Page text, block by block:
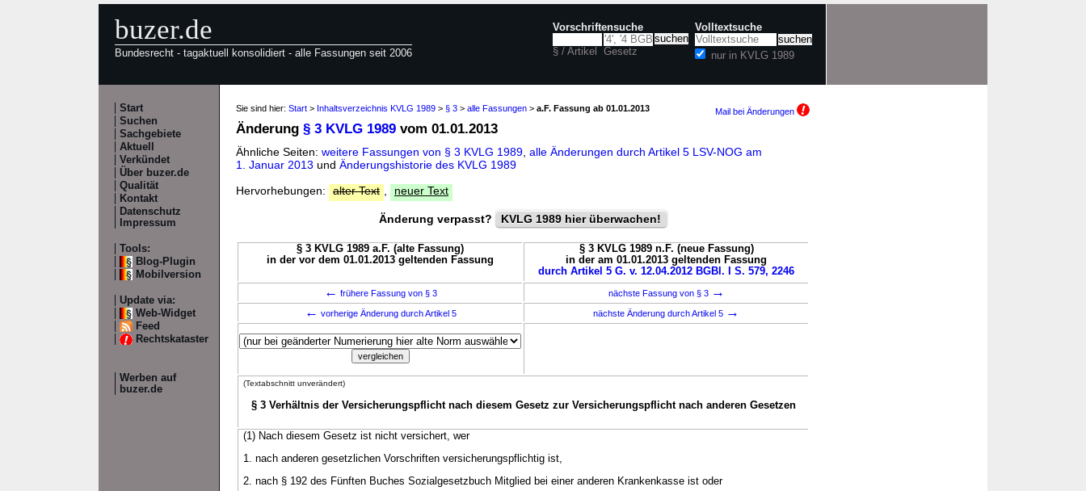
buzer.de
Bundesrecht - tagaktuell konsolidiert - alle Fassungen seit 2006
Vorschriftensuche
§ / Artikel Gesetz
Volltextsuche
nur in KVLG 1989
Start
Suchen
Sachgebiete
Aktuell
Verkündet
Über buzer.de
Qualität
Kontakt
Datenschutz
Impressum
Tools:
Blog-Plugin
Mobilversion
Update via:
Web-Widget
Feed
Rechtskataster
Werben auf
buzer.de
Sie sind hier: Start > Inhaltsverzeichnis KVLG 1989 > § 3 > alle Fassungen > a.F. Fassung ab 01.01.2013 Mail bei Änderungen
Änderung § 3 KVLG 1989 vom 01.01.2013
Ähnliche Seiten: weitere Fassungen von § 3 KVLG 1989 alle Änderungen durch Artikel 5 LSV-NOG am
1. Januar 2013 und Änderungshistorie des KVLG 1989
Hervorhebungen:
alter Text neuer Text
Änderung verpasst? KVLG 1989 hier überwachen!
§ 3 KVLG 1989 a.F. (alte Fassung)
in der vor dem 01.01.2013 geltenden Fassung
§ 3 KVLG 1989 n.F. (neue Fassung)
in der am 01.01.2013 geltenden Fassung
durch Artikel 5 G. v. 12.04.2012 BGBl. I S. 579, 2246
← frühere Fassung von § 3 nächste Fassung von § 3 →
← vorherige Änderung durch Artikel 5 nächste Änderung durch Artikel 5 →
(Textabschnitt unverändert)
§ 3 Verhältnis der Versicherungspflicht nach diesem Gesetz zur Versicherungspflicht nach anderen Gesetzen
(1) Nach diesem Gesetz ist nicht versichert, wer
1. nach anderen gesetzlichen Vorschriften versicherungspflichtig ist,
2. nach § 192 des Fünften Buches Sozialgesetzbuch Mitglied bei einer anderen Krankenkasse ist oder